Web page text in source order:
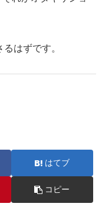
はずです。
はてブ
コピー